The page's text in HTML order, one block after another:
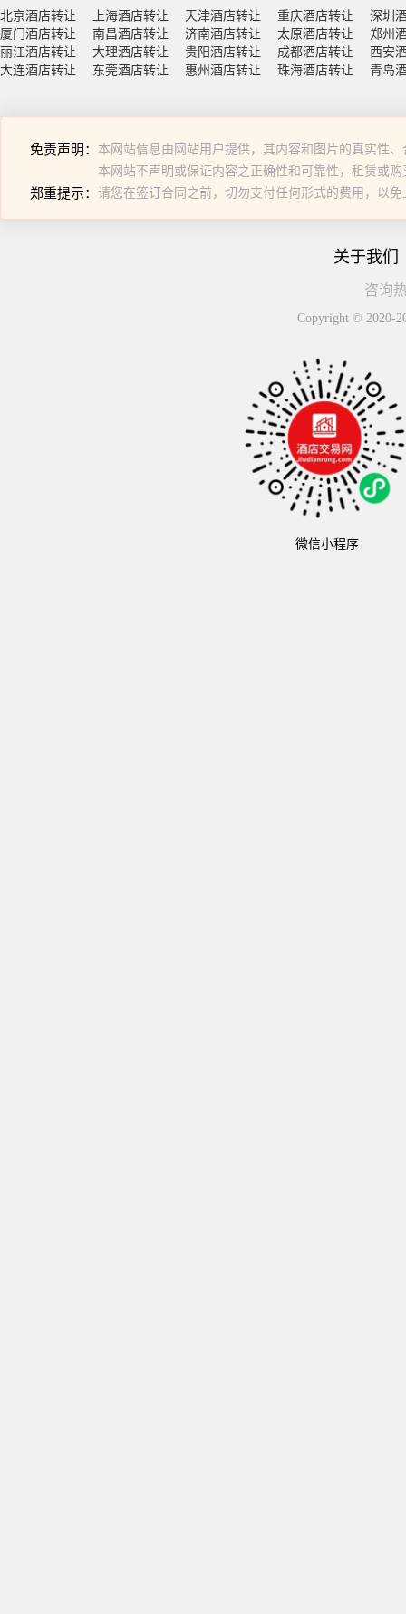
北京酒店转让 上海酒店转让 天津酒店转让 重庆酒店转让
深圳
厦门酒店转让
南昌酒店转让 济南酒店转让 太原酒店转让
郑州
丽江酒店转让
大理酒店转让 贵阳酒店转让 成都酒店转让
西安
大连酒店转让
东莞酒店转让 惠州酒店转让 珠海酒店转让 青岛
免责声明： 本网站信息由网站用户提供，其内容和图片的真实性
本网站不声明或保证内容之正确性和可靠性，租赁或
郑重提示： 请您在签订合同之前，切勿支付任何形式的费用，以免
关于我们
咨询
Copyright © 2020-
微信小程序